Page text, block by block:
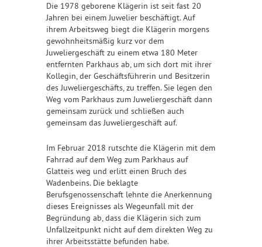
Die 1978 geborene Klägerin ist seit fast 20
Jahren bei einem Juwelier beschäftigt. Auf
ihrem Arbeitsweg biegt die Klägerin morgens
gewohnheitsmäßig kurz vor dem
Juweliergeschäft zu einem etwa 180 Meter
entfernten Parkhaus ab, um sich dort mit ihrer
Kollegin, der Geschäftsführerin und Besitzerin
des Juweliergeschäfts, zu treffen. Sie legen den
Weg vom Parkhaus zum Juweliergeschäft dann
gemeinsam zurück und schließen auch
gemeinsam das Juweliergeschäft auf.
Im Februar 2018 rutschte die Klägerin mit dem
Fahrrad auf dem Weg zum Parkhaus auf
Glatteis weg und erlitt einen Bruch des
Wadenbeins. Die beklagte
Berufsgenossenschaft lehnte die Anerkennung
dieses Ereignisses als Wegeunfall mit der
Begründung ab, dass die Klägerin sich zum
Unfallzeitpunkt nicht auf dem direkten Weg zu
ihrer Arbeitsstätte befunden habe.